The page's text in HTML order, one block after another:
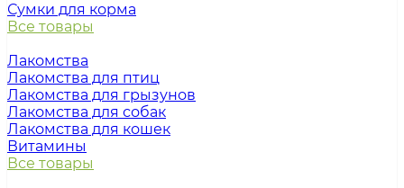
Сумки для корма
Все товары
Лакомства
Лакомства для птиц
Лакомства для грызунов
Лакомства для собак
Лакомства для кошек
Витамины
Все товары